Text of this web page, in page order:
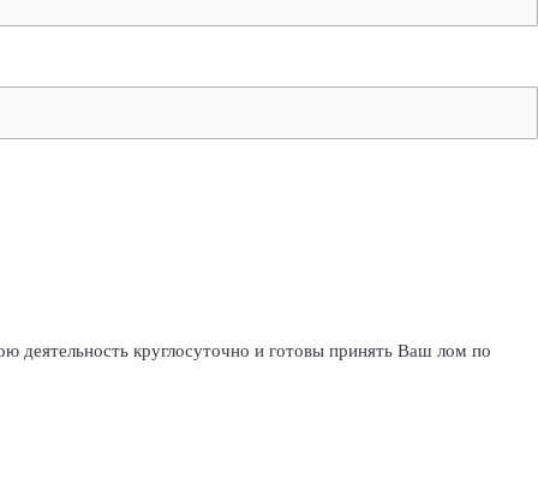
деятельность круглосуточно и готовы принять Ваш лом по